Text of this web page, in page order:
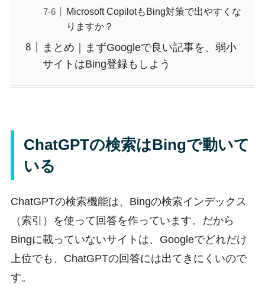
Microsoft CopilotもBing対策で出やすくな
りますか？
まとめ｜まずGoogleで良い記事を、弱小
サイトはBing登録もしよう
ChatGPTの検索はBingで動いて
いる
ChatGPTの検索機能は、Bingの検索インデックス
（索引）を使って回答を作っています。だから
Bingに載っていないサイトは、Googleでどれだけ
上位でも、ChatGPTの回答には出てきにくいので
す。